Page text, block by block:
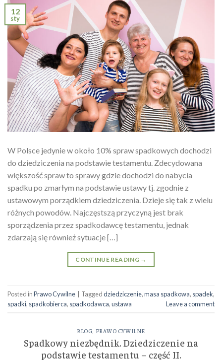
12
sty
W Polsce jedynie w około 10% spraw spadkowych dochodzi
do dziedziczenia na podstawie testamentu. Zdecydowana
większość spraw to sprawy gdzie dochodzi do nabycia
spadku po zmarłym na podstawie ustawy tj. zgodnie z
ustawowym porządkiem dziedziczenia. Dzieje się tak z wielu
różnych powodów. Najczęstszą przyczyną jest brak
sporządzenia przez spadkodawcę testamentu, jednak
zdarzają się również sytuacje […]
CONTINUE READING →
Posted inPrawo Cywilne Taggeddziedziczenie,masa spadkowa, spadek,
spadki, spadkobierca, spadkodawca,ustawa Leave a comment
BLOG PRAWO CYWILNE
Spadkowy niezbędnik. Dziedziczenie na
podstawie testamentu – część II.